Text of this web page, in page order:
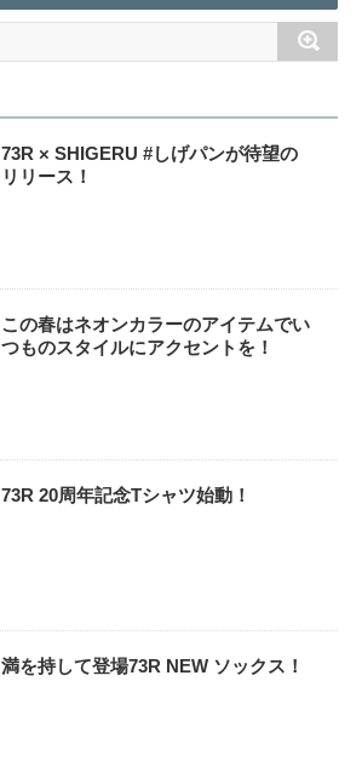
73R × SHIGERU #しげパンが待望の
リリース！
この春はネオンカラーのアイテムでい
つものスタイルにアクセントを！
73R 20周年記念Tシャツ始動！
満を持して登場73R NEW ソックス！